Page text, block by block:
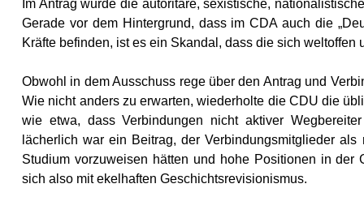
Im Antrag wurde die autoritäre, sexistische,
Gerade vor dem Hintergrund, dass im CDA auch die
Kräfte befinden, ist es ein Skandal, dass die sich
Obwohl in dem Ausschuss rege über den Antrag und
Wie nicht anders zu erwarten, wiederholte die CDU die
wie etwa, dass Verbindungen nicht aktiver
lächerlich war ein Beitrag, der Verbindungsmitglieder
Studium vorzuweisen hätten und hohe Positionen in der
sich also mit ekelhaften Geschichtsrevisionismus.